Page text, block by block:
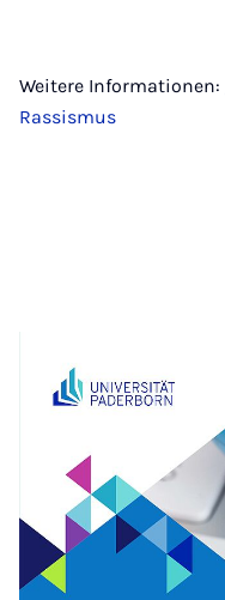
Weitere Informationen:
Rassismus